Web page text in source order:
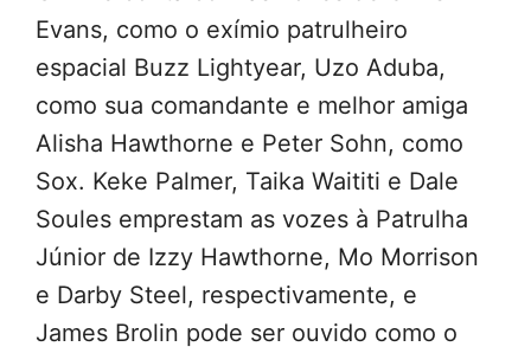
Evans, como o exímio patrulheiro
espacial Buzz Lightyear, Uzo Aduba,
como sua comandante e melhor amiga
Alisha Hawthorne e Peter Sohn, como
Sox. Keke Palmer, Taika Waititi e Dale
Soules emprestam as vozes à Patrulha
Júnior de Izzy Hawthorne, Mo Morrison
e Darby Steel, respectivamente, e
James Brolin pode ser ouvido como o